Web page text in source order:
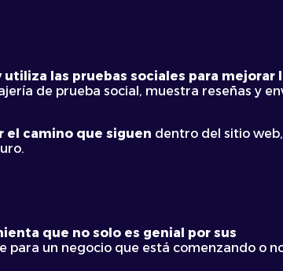
las pruebas sociales para mejorar
de prueba social, muestra reseñas y
camino que siguen dentro del sitio
que no solo es genial por sus
para un negocio que está comenzando o